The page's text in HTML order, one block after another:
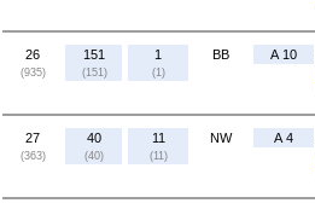
26
(935)
151
(151)
1
(1)
BB A 10
27
(363)
40
(40)
11
(11)
NW A 4